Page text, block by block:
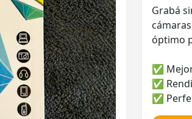
Grabá
óptimo
✅
✅
✅